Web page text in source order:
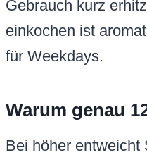
Gebrauch kurz
einkochen ist
für Weekdays.
Warum genau
Bei höher entweicht